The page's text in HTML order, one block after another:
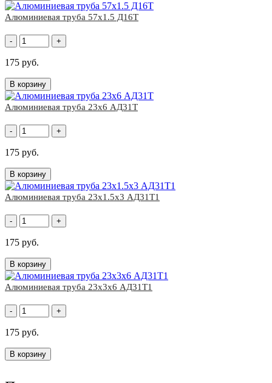
Алюминиевая труба 57х1.5 Д16Т
- +
175 руб.
В корзину
Алюминиевая труба 23х6 АД31Т
- +
175 руб.
В корзину
Алюминиевая труба 23х1.5х3 АД31Т1
- +
175 руб.
В корзину
Алюминиевая труба 23х3х6 АД31Т1
- +
175 руб.
В корзину